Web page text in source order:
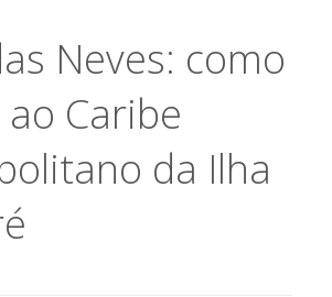
Neves: como
Caribe
da Ilha